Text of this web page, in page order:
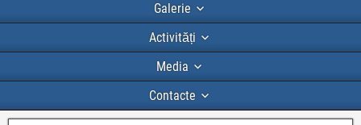
Galerie
Activități
Media
Contacte